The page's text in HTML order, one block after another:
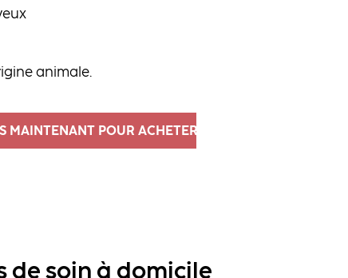
animale.
MAINTENANT POUR ACHETER
de soin à domicile